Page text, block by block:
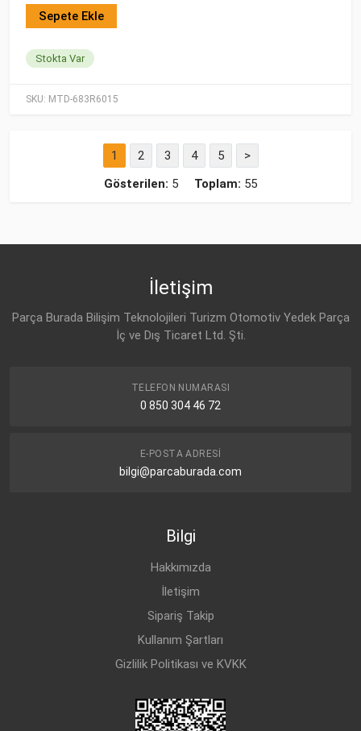
SKU: MTD-683R6015
Sepete Ekle
Stokta Var
1 2 3 4 5
>
Gösterilen: 5 Toplam: 55
İletişim
Parça Burada Bilişim Teknolojileri Turizm Otomotiv Yedek Parça
İç ve Dış Ticaret Ltd. Şti.
TELEFON NUMARASI
0 850 304 46 72
E-POSTA ADRESI
bilgi@parcaburada.com
Bilgi
Hakkımızda
İletişim
Sipariş Takip
Kullanım Şartları
Gizlilik Politikası ve KVKK